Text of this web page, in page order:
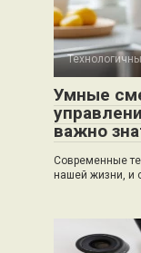
Умные
важно
Современные
нашей жизни, и